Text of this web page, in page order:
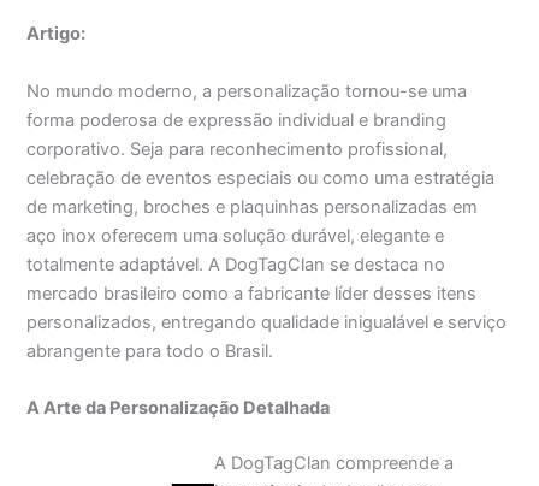
Artigo:
No mundo moderno, a personalização tornou-se uma
forma poderosa de expressão individual e branding
corporativo. Seja para reconhecimento profissional,
celebração de eventos especiais ou como uma estratégia
de marketing, broches e plaquinhas personalizadas em
aço inox oferecem uma solução durável, elegante e
totalmente adaptável. A DogTagClan se destaca no
mercado brasileiro como a fabricante líder desses itens
personalizados, entregando qualidade inigualável e serviço
abrangente para todo o Brasil.
A Arte da Personalização Detalhada
A DogTagClan compreende a